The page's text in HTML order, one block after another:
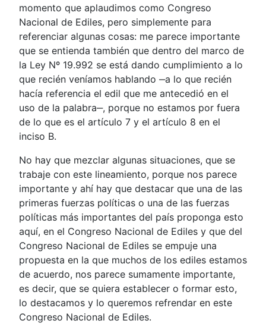
momento que aplaudimos como Congreso
Nacional de Ediles, pero simplemente para
referenciar algunas cosas: me parece importante
que se entienda también que dentro del marco de
la Ley Nº 19.992 se está dando cumplimiento a lo
que recién veníamos hablando ‒a lo que recién
hacía referencia el edil que me antecedió en el
uso de la palabra‒, porque no estamos por fuera
de lo que es el artículo 7 y el artículo 8 en el
inciso B.
No hay que mezclar algunas situaciones, que se
trabaje con este lineamiento, porque nos parece
importante y ahí hay que destacar que una de las
primeras fuerzas políticas o una de las fuerzas
políticas más importantes del país proponga esto
aquí, en el Congreso Nacional de Ediles y que del
Congreso Nacional de Ediles se empuje una
propuesta en la que muchos de los ediles estamos
de acuerdo, nos parece sumamente importante,
es decir, que se quiera establecer o formar esto,
lo destacamos y lo queremos refrendar en este
Congreso Nacional de Ediles.